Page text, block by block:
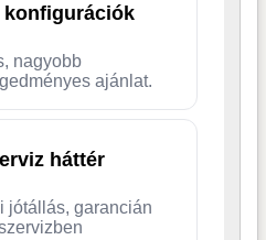
konfigurációk
nagyobb
ajánlat.
háttér
jótállás, garancián